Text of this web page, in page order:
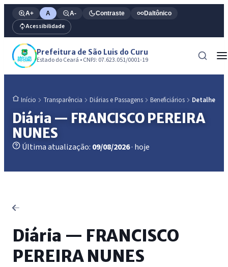
A+ A A- Contraste Daltônico
Acessibilidade
Prefeitura de São Luis do Curu
Estado do Ceará • CNPJ: 07.623.051/0001-19
Início Transparência Diárias e Passagens Beneficiários Detalhe
Diária — FRANCISCO PEREIRA
NUNES
Última atualização: 09/08/2026· hoje
Diária — FRANCISCO
PEREIRA NUNES